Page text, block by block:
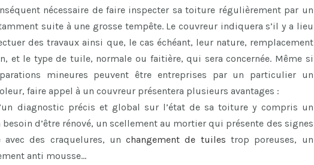
nécessaire de faire inspecter sa toiture régulièrement par un
suite à une grosse tempête. Le couvreur indiquera s’il y a lieu
des travaux ainsi que, le cas échéant, leur nature, remplacement
et le type de tuile, normale ou faitière, qui sera concernée. Même si
mineures peuvent être entreprises par un particulier un
faire appel à un couvreur présentera plusieurs avantages :
diagnostic précis et global sur l’état de sa toiture y compris un
d’être rénové, un scellement au mortier qui présente des signes
avec des craquelures, un changement de tuiles trop poreuses, un
anti mousse…